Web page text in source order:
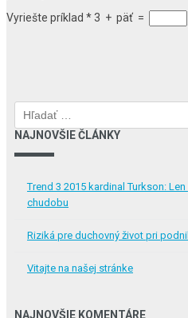
Vyriešte príklad *3 + päť =
Hľadať:
NAJNOVŠIE ČLÁNKY
Trend 3 2015 kardinal Turkson:
chudobu
Riziká pre duchovný život pri
Vitajte na našej stránke
NAJNOVŠIE KOMENTÁRE